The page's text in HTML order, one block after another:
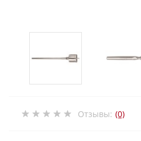
Отзывы: (0)